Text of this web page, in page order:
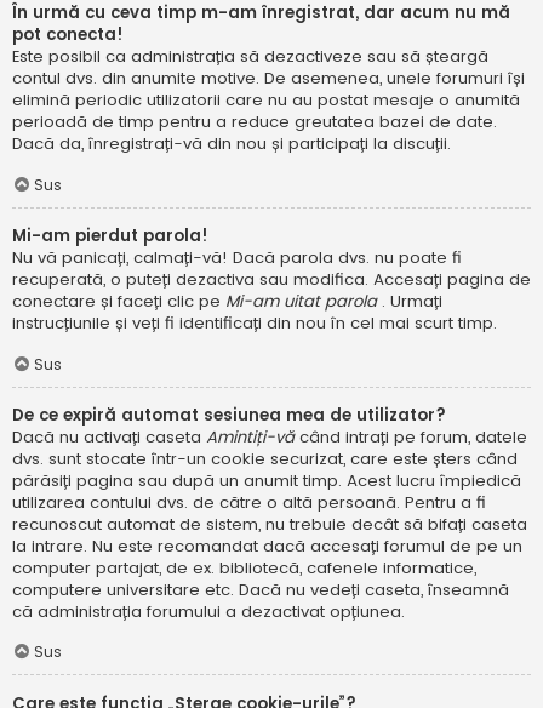
În urmă cu ceva timp m-am înregistrat, dar acum nu mă
pot conecta!
Este posibil ca administrația să dezactiveze sau să șteargă
contul dvs. din anumite motive. De asemenea, unele forumuri își
elimină periodic utilizatorii care nu au postat mesaje o anumită
perioadă de timp pentru a reduce greutatea bazei de date.
Dacă da, înregistrați-vă din nou și participați la discuții.
Sus
Mi-am pierdut parola!
Nu vă panicați, calmați-vă! Dacă parola dvs. nu poate fi
recuperată, o puteți dezactiva sau modifica. Accesați pagina de
conectare și faceți clic pe Mi-am uitat parola . Urmați
instrucțiunile și veți fi identificați din nou în cel mai scurt timp.
Sus
De ce expiră automat sesiunea mea de utilizator?
Dacă nu activați caseta Amintiți-văcând intrați pe forum, datele
dvs. sunt stocate într-un cookie securizat, care este șters când
părăsiți pagina sau după un anumit timp. Acest lucru împiedică
utilizarea contului dvs. de către o altă persoană. Pentru a fi
recunoscut automat de sistem, nu trebuie decât să bifați caseta
la intrare. Nu este recomandat dacă accesați forumul de pe un
computer partajat, de ex. bibliotecă, cafenele informatice,
computere universitare etc. Dacă nu vedeți caseta, înseamnă
că administrația forumului a dezactivat opțiunea.
Sus
Care este funcția „Șterge cookie-urile”?